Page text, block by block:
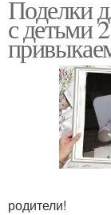
Поделки
с детьми
родители!